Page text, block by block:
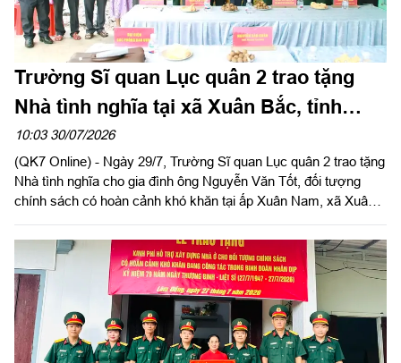
Trường Sĩ quan Lục quân 2 trao tặng
Nhà tình nghĩa tại xã Xuân Bắc, tỉnh
Đồng Nai
10:03 30/07/2026
(QK7 Online) - Ngày 29/7, Trường Sĩ quan Lục quân 2 trao tặng
Nhà tình nghĩa cho gia đình ông Nguyễn Văn Tốt, đối tượng
chính sách có hoàn cảnh khó khăn tại ấp Xuân Nam, xã Xuân
“Đền ơn đáp nghĩa”, tri ân người có công với cách mạng nhân
kỷ niệm 79 năm Ngày Thương binh - Liệt sĩ (27/7/1947 -
27/7/2026), hướng tới kỷ niệm 65 năm Ngày truyền thống
Trường Sĩ quan Lục quân 2 (27/8/1961 - 27/8/2026).